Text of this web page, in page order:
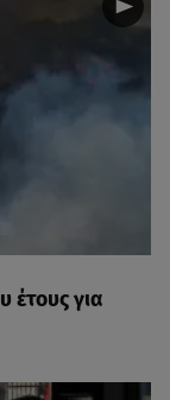
έτους για